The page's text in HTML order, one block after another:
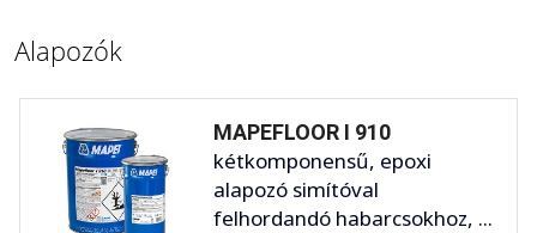
Alapozók
MAPEFLOOR I 910
kétkomponensű, epoxi
alapozó simítóval
felhordandó habarcsokhoz, ...